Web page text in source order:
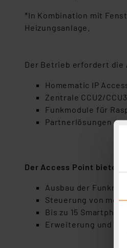
*In Kombination mit
Heizungsanlage.
Der Betrieb erfordert die
Homematic IP
Zentrale CCU2/
Funkmodule für
Partnerlösungen
Der Access Point bietet
Ausbau der
Steuerung von
Bis zu 15
Erweiterung und